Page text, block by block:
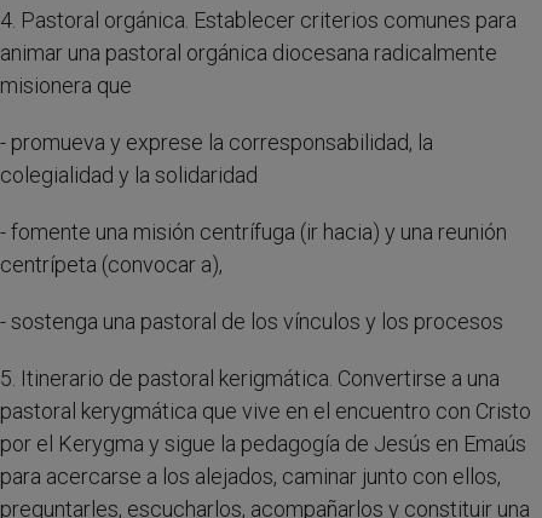
4. Pastoral orgánica. Establecer criterios comunes para
animar una pastoral orgánica diocesana radicalmente
misionera que
- promueva y exprese la corresponsabilidad, la
colegialidad y la solidaridad
- fomente una misión centrífuga (ir hacia) y una reunión
centrípeta (convocar a),
- sostenga una pastoral de los vínculos y los procesos
5. Itinerario de pastoral kerigmática. Convertirse a una
pastoral kerygmática que vive en el encuentro con Cristo
por el Kerygma y sigue la pedagogía de Jesús en Emaús
para acercarse a los alejados, caminar junto con ellos,
preguntarles, escucharlos, acompañarlos y constituir una